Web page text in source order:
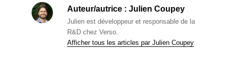
Auteur/autrice : Julien Coupey
Julien est développeur et responsable de la
R&D chez Verso.
Afficher tous les articles par Julien Coupey